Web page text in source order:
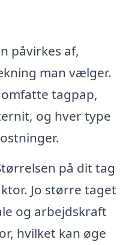
påvirkes af,
man vælger.
tagpap,
og hver type
på dit tag
Jo større taget
og arbejdskraft
hvilket kan øge